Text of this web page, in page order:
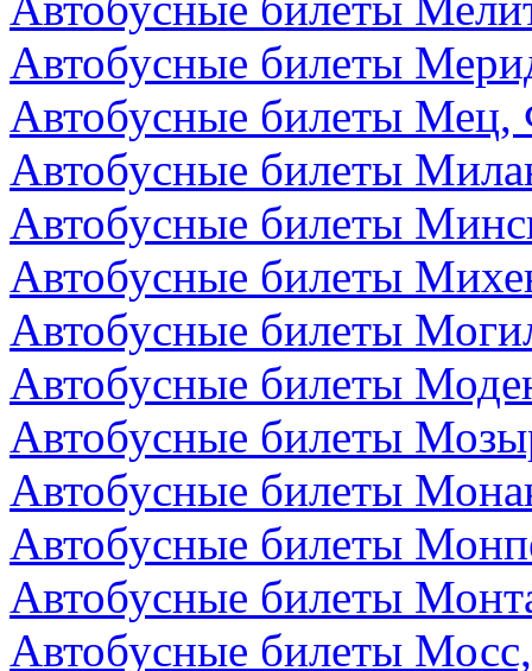
Автобусные билеты
Автобусные билеты Мец,
Автобусные билеты
Автобусные билеты
Автобусные билеты
Автобусные билеты
Автобусные билеты
Автобусные билеты
Автобусные билеты
Автобусные билеты
Автобусные билеты
Автобусные билеты